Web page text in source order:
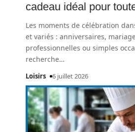
cadeau idéal pour
Les moments de célébration
et variés : anniversaires,
professionnelles ou simples
recherche…
Loisirs 6 juillet 2026